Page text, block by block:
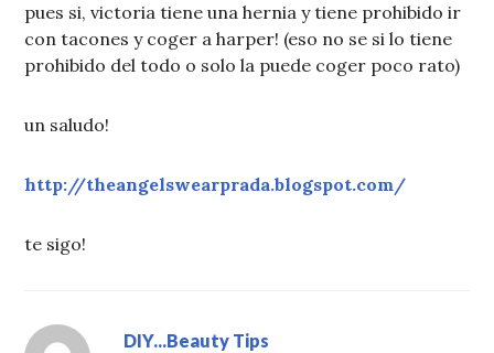
pues si, victoria tiene una hernia y tiene prohibido ir
con tacones y coger a harper! (eso no se si lo tiene
prohibido del todo o solo la puede coger poco rato)
un saludo!
http://theangelswearprada.blogspot.com/
te sigo!
DIY...Beauty Tips